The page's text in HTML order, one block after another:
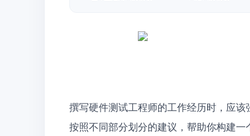
撰写硬件测试工程师的工作经历时，应
按照不同部分划分的建议，帮助你构建一